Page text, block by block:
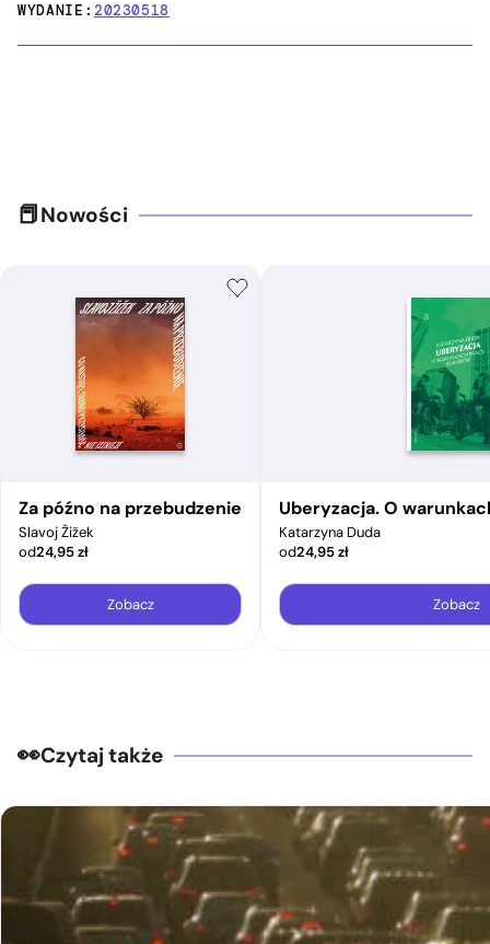
WYDANIE:20230518
Nowości
Za późno na przebudzenie
Slavoj Žižek
od24,95zł
Zobacz
Uberyzacja. O
Katarzyna Duda
od24,95zł
Zobacz
Czytaj także